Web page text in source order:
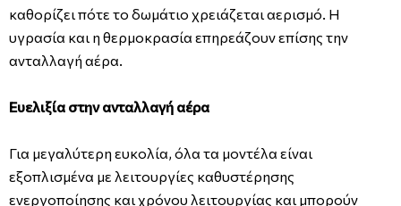
καθορίζει πότε το δωμάτιο χρειάζεται αερισμό. Η
υγρασία και η θερμοκρασία επηρεάζουν επίσης την
ανταλλαγή αέρα.
Ευελιξία στην ανταλλαγή αέρα
Για μεγαλύτερη ευκολία, όλα τα μοντέλα είναι
εξοπλισμένα με λειτουργίες καθυστέρησης
ενεργοποίησης και χρόνου λειτουργίας και μπορούν